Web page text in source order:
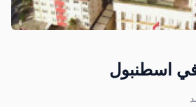
اسطنبول